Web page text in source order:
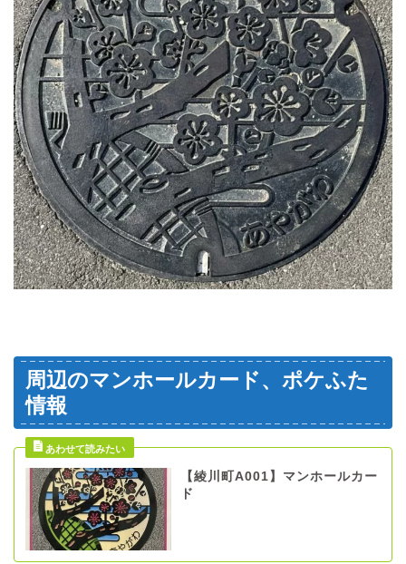
周辺のマンホールカード、ポケふた
情報
【綾川町A001】マンホールカー
ド